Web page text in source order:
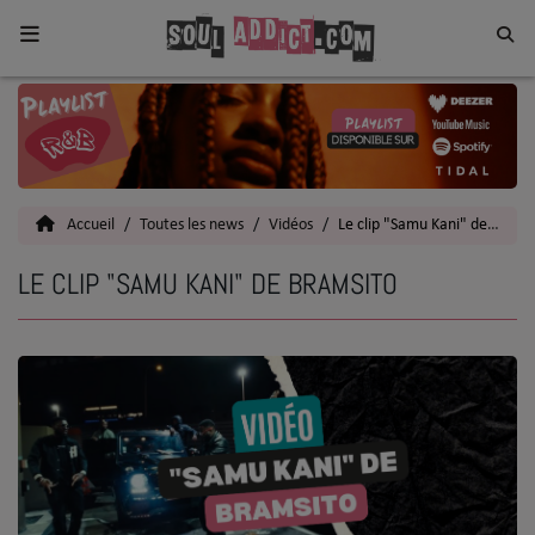
Home
Toutes les News
Actu
Talents
Top 5
Accueil Toutes les news Vidéos Le clip "Samu Kani" de Bramsito
LE CLIP "SAMU KANI" DE BRAMSITO